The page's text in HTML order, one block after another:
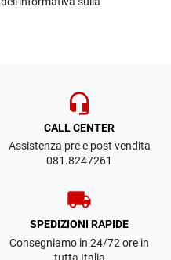
headset_mic
CALL CENTER
Assistenza pre e post vendita
081.8247261
local_shipping
SPEDIZIONI RAPIDE
Consegniamo in 24/72 ore in